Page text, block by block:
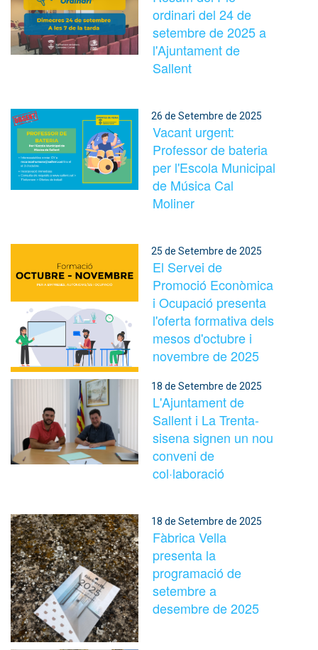
ordinari del 24 de
setembre de 2025 a
l'Ajuntament de
Sallent
26 de Setembre de 2025
Vacant urgent:
Professor de bateria
per l'Escola Municipal
de Música Cal
Moliner
25 de Setembre de 2025
El Servei de
Promoció Econòmica
i Ocupació presenta
l'oferta formativa dels
mesos d'octubre i
novembre de 2025
18 de Setembre de 2025
L'Ajuntament de
Sallent i La Trenta-
sisena signen un nou
conveni de
col·laboració
18 de Setembre de 2025
Fàbrica Vella
presenta la
programació de
setembre a
desembre de 2025